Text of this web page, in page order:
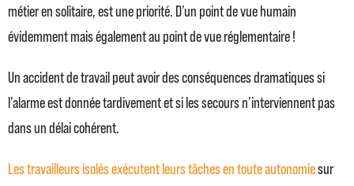
métier en solitaire, est une priorité. D’un point de vue humain
évidemment mais également au point de vue réglementaire !
Un accident de travail peut avoir des conséquences dramatiques si
l’alarme est donnée tardivement et si les secours n’interviennent pas
dans un délai cohérent.
Les travailleurs isolés exécutent leurs tâches en toute autonomiesur